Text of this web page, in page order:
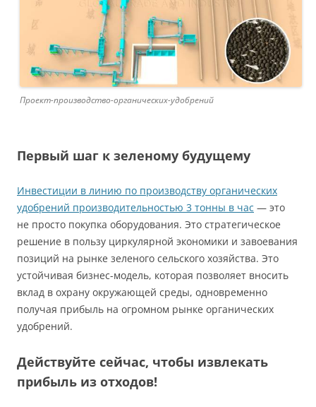
Проект-производство-органических-удобрений
Первый шаг к зеленому будущему
Инвестиции в линию по производству органических
удобрений производительностью 3 тонны в час — это
не просто покупка оборудования. Это стратегическое
решение в пользу циркулярной экономики и завоевания
позиций на рынке зеленого сельского хозяйства. Это
устойчивая бизнес-модель, которая позволяет вносить
вклад в охрану окружающей среды, одновременно
получая прибыль на огромном рынке органических
удобрений.
Действуйте сейчас, чтобы извлекать
прибыль из отходов!